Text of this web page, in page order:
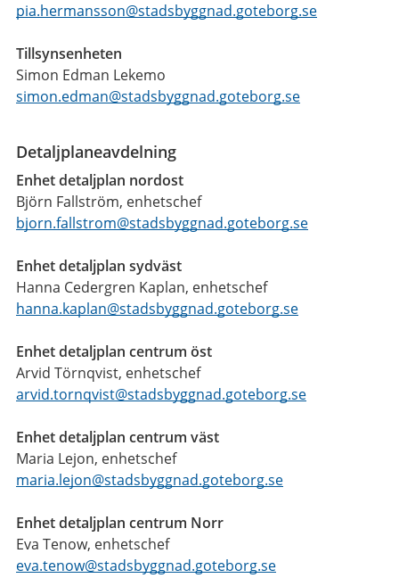
pia.hermansson@stadsbyggnad.goteborg.se
Tillsynsenheten
Simon Edman Lekemo
simon.edman@stadsbyggnad.goteborg.se
Detaljplaneavdelning
Enhet detaljplan nordost
Björn Fallström, enhetschef
bjorn.fallstrom@stadsbyggnad.goteborg.se
Enhet detaljplan sydväst
Hanna Cedergren Kaplan, enhetschef
hanna.kaplan@stadsbyggnad.goteborg.se
Enhet detaljplan centrum öst
Arvid Törnqvist, enhetschef
arvid.tornqvist@stadsbyggnad.goteborg.se
Enhet detaljplan centrum väst
Maria Lejon, enhetschef
maria.lejon@stadsbyggnad.goteborg.se
Enhet detaljplan centrum Norr
Eva Tenow, enhetschef
eva.tenow@stadsbyggnad.goteborg.se